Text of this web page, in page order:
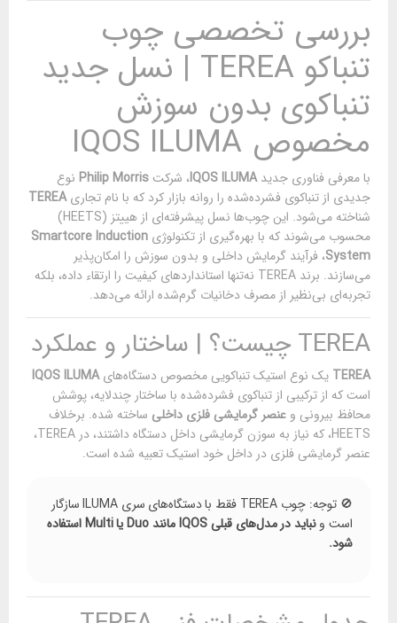
بررسی تخصصی چوب
تنباکو TEREA | نسل جدید
تنباکوی بدون سوزش
مخصوص IQOS ILUMA
با معرفی فناوری جدیدIQOS ILUMA، شرکتPhilip Morris نوع
جدیدی از تنباکوی فشرده‌شده را روانه بازار کرد که با نام تجاریTEREA
شناخته می‌شود. این چوب‌ها نسل پیشرفته‌ای از هییتز (HEETS)
محسوب می‌شوند که با بهره‌گیری از تکنولوژی Smartcore Induction
System، فرآیند گرمایش داخلی و بدون سوزش را امکان‌پذیر
می‌سازند. برند TEREA نه‌تنها استانداردهای کیفیت را ارتقاء داده، بلکه
تجربه‌ای بی‌نظیر از مصرف دخانیات گرم‌شده ارائه می‌دهد.
TEREA چیست؟ | ساختار و عملکرد
TEREA یک نوع استیک تنباکویی مخصوص دستگاه‌هایIQOS ILUMA
است که از ترکیبی از تنباکوی فشرده‌شده با ساختار چندلایه، پوشش
محافظ بیرونی و عنصر گرمایشی فلزی داخلی ساخته شده. برخلاف
HEETS، که نیاز به سوزن گرمایشی داخل دستگاه داشتند، در TEREA،
عنصر گرمایشی فلزی در داخل خود استیک تعبیه شده است.
🚫 توجه: چوب TEREA فقط با دستگاه‌های سری ILUMA سازگار
است و
نباید در مدل‌های قبلی IQOS مانند Duo یا Multi استفاده
شود.